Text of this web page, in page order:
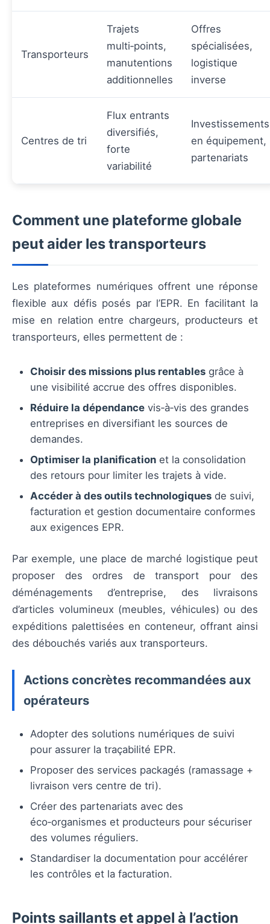
Transporteurs
Trajets
multi‑points,
manutentions
additionnelles
Offres
spécialisées,
logistique
inverse
Centres de tri
Flux entrants
diversifiés,
forte
variabilité
Investissements
en équipement,
partenariats
Comment une plateforme globale
peut aider les transporteurs
Les plateformes numériques offrent une réponse
flexible aux défis posés par l’EPR. En facilitant la
mise en relation entre chargeurs, producteurs et
transporteurs, elles permettent de :
Choisir des missions plus rentables grâce à
une visibilité accrue des offres disponibles.
Réduire la dépendance vis‑à‑vis des grandes
entreprises en diversifiant les sources de
demandes.
Optimiser la planification et la consolidation
des retours pour limiter les trajets à vide.
Accéder à des outils technologiques de suivi,
facturation et gestion documentaire conformes
aux exigences EPR.
Par exemple, une place de marché logistique peut
proposer des ordres de transport pour des
déménagements d’entreprise, des livraisons
d’articles volumineux (meubles, véhicules) ou des
expéditions palettisées en conteneur, offrant ainsi
des débouchés variés aux transporteurs.
Actions concrètes recommandées aux
opérateurs
Adopter des solutions numériques de suivi
pour assurer la traçabilité EPR.
Proposer des services packagés (ramassage +
livraison vers centre de tri).
Créer des partenariats avec des
éco‑organismes et producteurs pour sécuriser
des volumes réguliers.
Standardiser la documentation pour accélérer
les contrôles et la facturation.
Points saillants et appel à l’action